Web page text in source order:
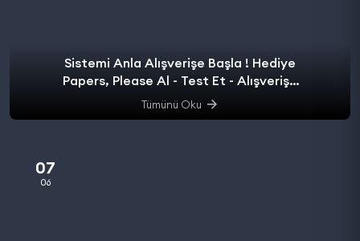
Sistemi Anla Alışverişe Başla ! Hediye
Papers, Please Al - Test Et - Alışverişe
başla.
Tümünü Oku
07
06